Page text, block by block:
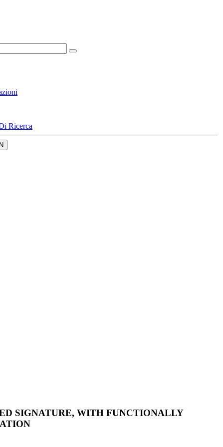
Ricerca
SIGNATURE, WITH FUNCTIONALLY